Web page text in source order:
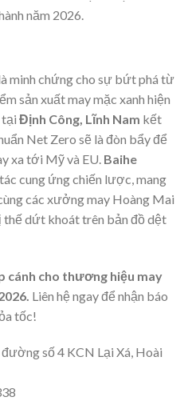
năm 2026.
minh chứng cho sự bứt phá từ
sản xuất may mặc xanh hiện
tại Định Công, Lĩnh Nam kết
Net Zero sẽ là đòn bẩy để
xa tới Mỹ và EU. Baihe
cung ứng chiến lược, mang
các xưởng may Hoàng Mai
dứt khoát trên bản đồ dệt
cánh cho thương hiệu may
Liên hệ ngay để nhận báo
tốc!
đường số 4 KCN Lại Xá, Hoài